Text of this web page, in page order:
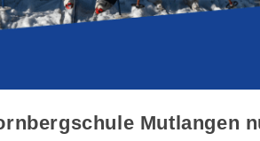
Mutlangen